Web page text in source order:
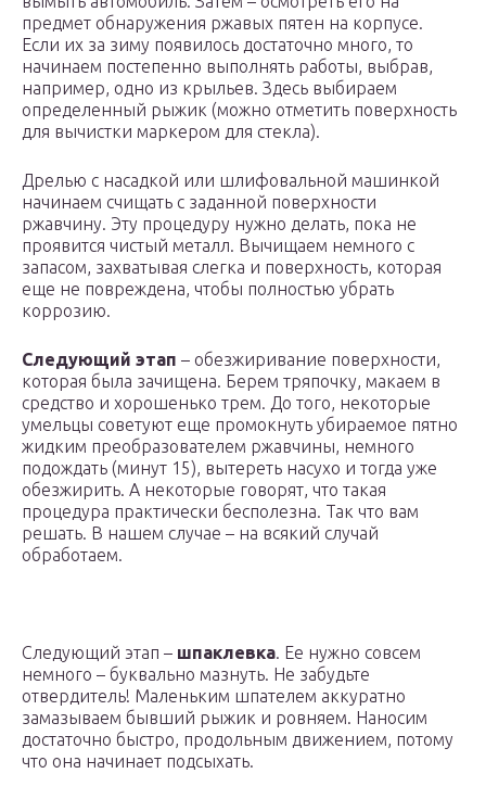
предмет обнаружения ржавых пятен на корпусе.
Если их за зиму появилось достаточно много, то
начинаем постепенно выполнять работы, выбрав,
например, одно из крыльев. Здесь выбираем
определенный рыжик (можно отметить поверхность
для вычистки маркером для стекла).
Дрелью с насадкой или шлифовальной машинкой
начинаем счищать с заданной поверхности
ржавчину. Эту процедуру нужно делать, пока не
проявится чистый металл. Вычищаем немного с
запасом, захватывая слегка и поверхность, которая
еще не повреждена, чтобы полностью убрать
коррозию.
Следующий этап – обезжиривание поверхности,
которая была зачищена. Берем тряпочку, макаем в
средство и хорошенько трем. До того, некоторые
умельцы советуют еще промокнуть убираемое пятно
жидким преобразователем ржавчины, немного
подождать (минут 15), вытереть насухо и тогда уже
обезжирить. А некоторые говорят, что такая
процедура практически бесполезна. Так что вам
решать. В нашем случае – на всякий случай
обработаем.
Следующий этап – шпаклевка. Ее нужно совсем
немного – буквально мазнуть. Не забудьте
отвердитель! Маленьким шпателем аккуратно
замазываем бывший рыжик и ровняем. Наносим
достаточно быстро, продольным движением, потому
что она начинает подсыхать.